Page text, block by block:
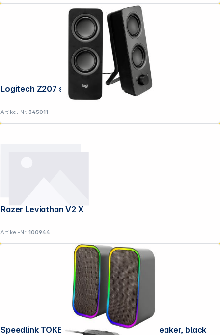
Logitech Z207 schwarz
Artikel-Nr.:345011
Razer Leviathan V2 X
Artikel-Nr.:100944
Speedlink TOKEN RGB Gaming Stereo Speaker, black